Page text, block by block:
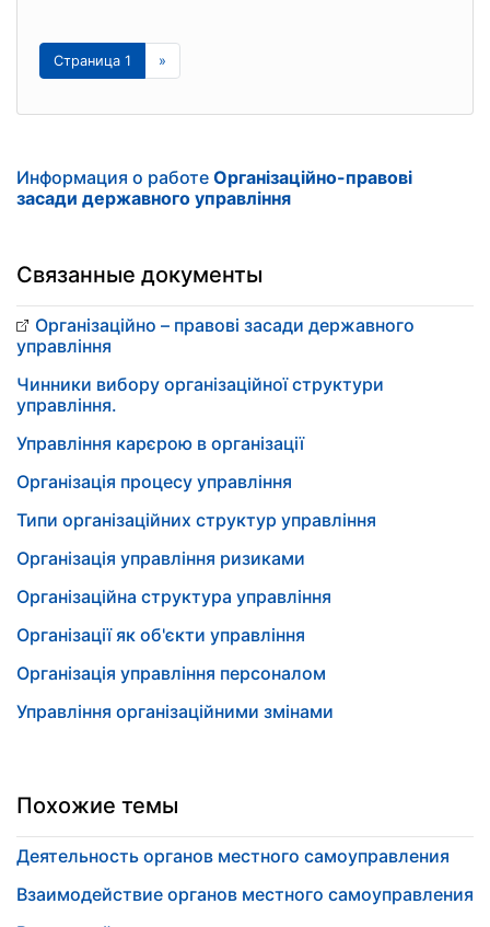
Страница 1 »
Информация о работе Організаційно-правові
засади державного управління
Связанные документы
Організаційно – правові засади державного
управління
Чинники вибору організаційної структури
управління.
Управління карєрою в організації
Організація процесу управління
Типи організаційних структур управління
Організація управління ризиками
Організаційна структура управління
Організації як об'єкти управління
Організація управління персоналом
Управління організаційними змінами
Похожие темы
Деятельность органов местного самоуправления
Взаимодействие органов местного самоуправления